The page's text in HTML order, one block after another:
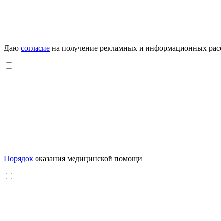
Даю согласие на получение рекламных и информационных
Порядок оказания медицинской помощи